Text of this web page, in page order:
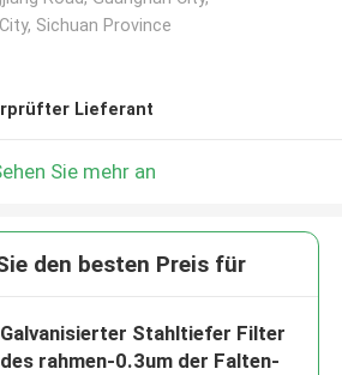
Sichuan Province
Lieferant
Sie mehr an
den besten Preis für
Galvanisierter Stahltiefer Filter
des rahmen-0.3um der Falten-